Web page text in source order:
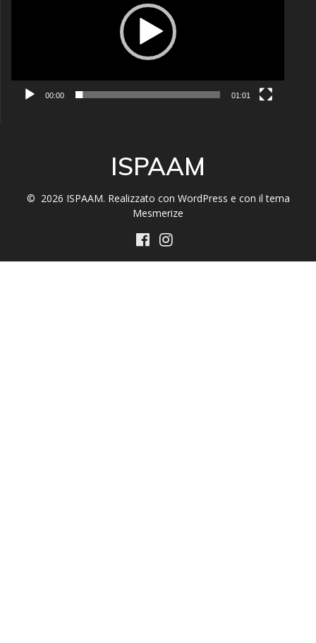
00:00 01:01
ISPAAM
© 2026 ISPAAM. Realizzato con WordPress e con il tema
Mesmerize